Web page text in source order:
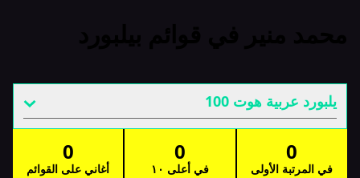
يلبورد عربية هوت 100
0
في المرتبة الأولى
0
في أعلى ١٠
0
أغاني على القوائم